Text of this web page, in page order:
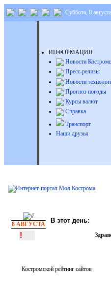
Суббота, 8
ИНФОРМАЦИЯ
Новости
Пресс-релизы
Новости
Прогноз погоды
Курсы валют
Справка
Транспорт
Наши друзья
8 АВГУСТА В этот день:
!
Костромской рейтинг сайтов